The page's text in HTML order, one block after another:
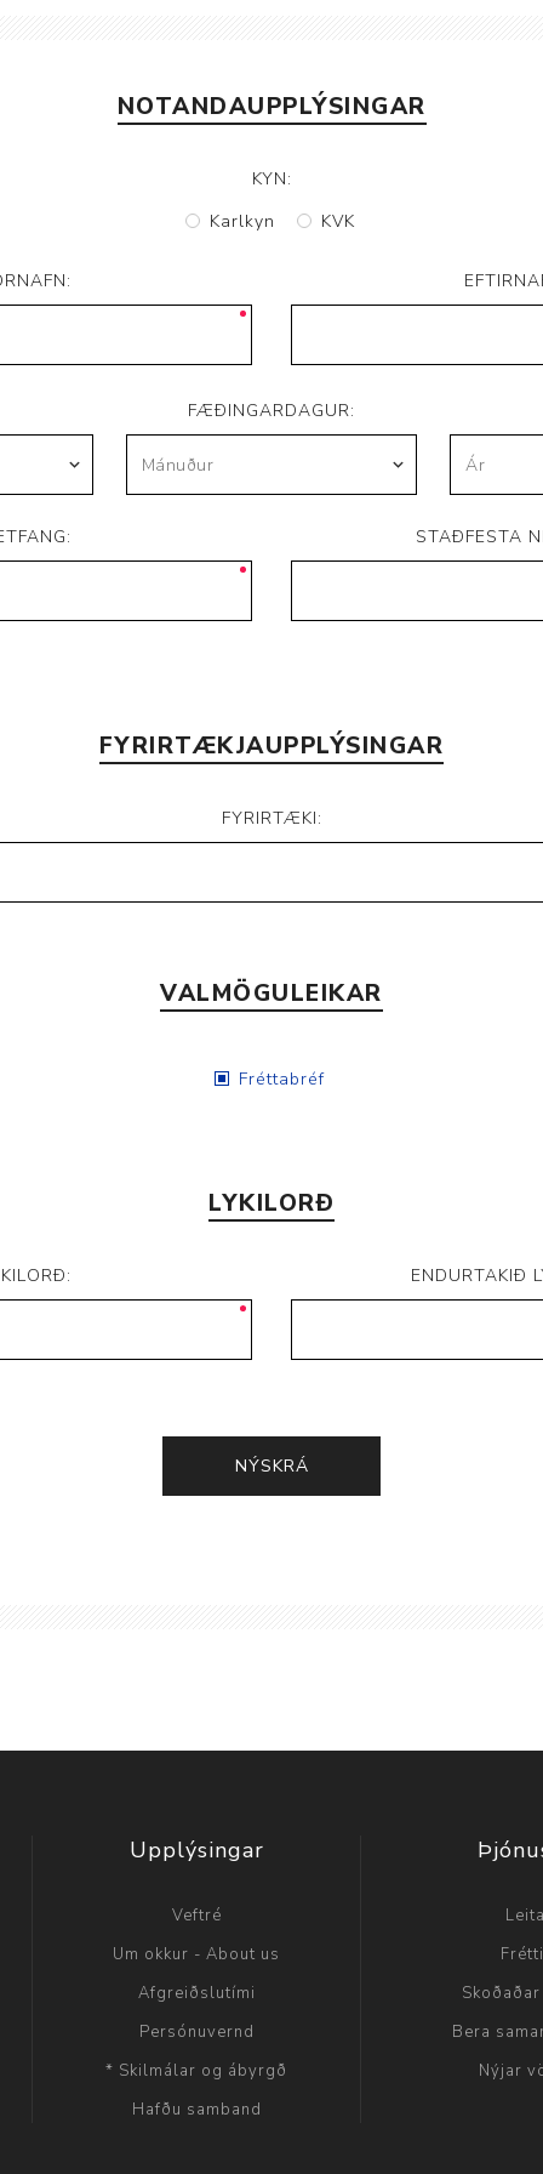
Dýnur
Aukabúnaður
Þvagleggir
NOTANDAUPPLÝSINGAR
KYN:
Karlkyn
KVK
FÆÐINGARDAGUR:
STAÐFESTA
FYRIRTÆKJAUPPLÝSINGAR
FYRIRTÆKI:
VALMÖGULEIKAR
Fréttabréf
LYKILORÐ
ENDURTAKIÐ
Upplýsingar
Veftré
Um okkur - About us
Afgreiðslutími
Persónuvernd
* Skilmálar og ábyrgð
Hafðu samband
Leita
Bera
Nýjar